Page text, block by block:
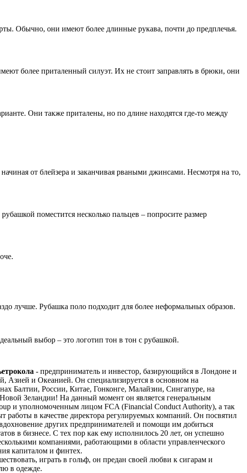
Обычно, они имеют более длинные рукава, почти до предплечья.
более приталенный силуэт. Их не стоит заправлять в брюки, они
Они также приталены, но по длине находятся где-то между
от блейзера и заканчивая рваными джинсами. Несмотря на то,
поместится несколько пальцев – попросите размер
лучше. Рубашка поло подходит для более неформальных образов.
выбор – это логотип тон в тон с рубашкой.
- предприниматель и инвестор, базирующийся в Лондоне и
Азией и Океанией. Он специализируется в основном на
Балтии, России, Китае, Гонконге, Малайзии, Сингапуре, на
Зеландии! На данный момент он является генеральным
и уполномоченным лицом FCA (Financial Conduct Authority), а так
работы в качестве директора регулируемых компаний. Он посвятил
других предпринимателей и помощи им добиться
в бизнесе. С тех пор как ему исполнилось 20 лет, он успешно
компаниями, работающими в области управленческого
капиталом и финтех.
играть в гольф, он предан своей любви к сигарам и
в одежде.